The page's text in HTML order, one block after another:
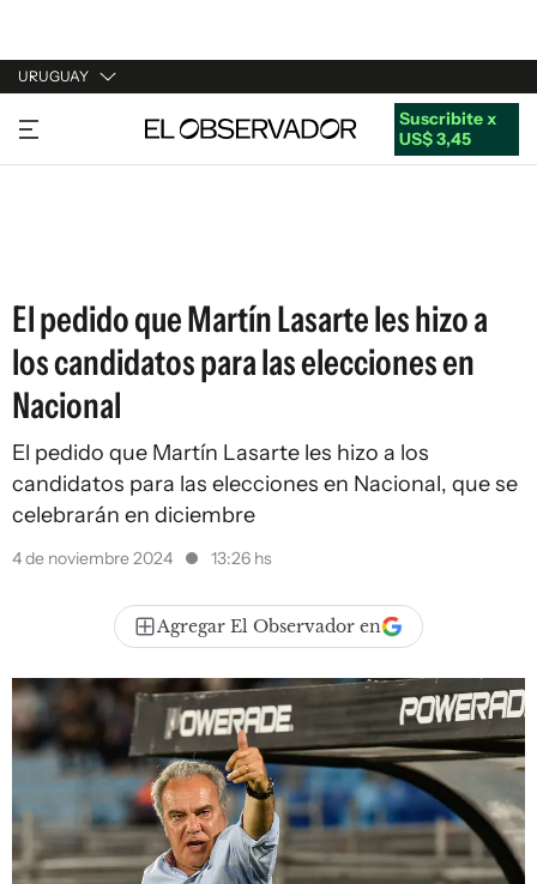
URUGUAY
URUGUAY
ARGENTINA
Suscribite x
US$ 3,45
El pedido que Martín Lasarte les hizo a
los candidatos para las elecciones en
Nacional
El pedido que Martín Lasarte les hizo a los
candidatos para las elecciones en Nacional, que se
celebrarán en diciembre
4 de noviembre 2024 13:26 hs
Agregar El Observador en